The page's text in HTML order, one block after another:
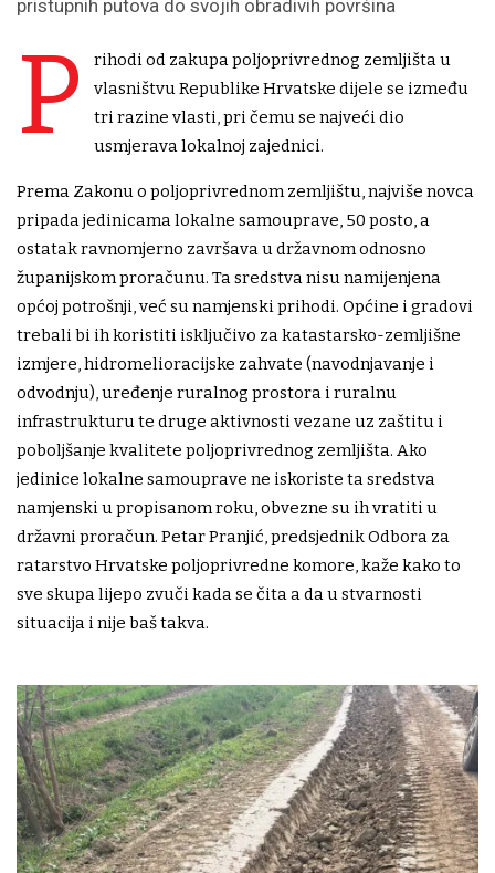
pristupnih putova do svojih obradivih površina
P
rihodi od zakupa poljoprivrednog zemljišta u
vlasništvu Republike Hrvatske dijele se između
tri razine vlasti, pri čemu se najveći dio
usmjerava lokalnoj zajednici.
Prema Zakonu o poljoprivrednom zemljištu, najviše novca
pripada jedinicama lokalne samouprave, 50 posto, a
ostatak ravnomjerno završava u državnom odnosno
županijskom proračunu. Ta sredstva nisu namijenjena
općoj potrošnji, već su namjenski prihodi. Općine i gradovi
trebali bi ih koristiti isključivo za katastarsko-zemljišne
izmjere, hidromelioracijske zahvate (navodnjavanje i
odvodnju), uređenje ruralnog prostora i ruralnu
infrastrukturu te druge aktivnosti vezane uz zaštitu i
poboljšanje kvalitete poljoprivrednog zemljišta. Ako
jedinice lokalne samouprave ne iskoriste ta sredstva
namjenski u propisanom roku, obvezne su ih vratiti u
državni proračun. Petar Pranjić, predsjednik Odbora za
ratarstvo Hrvatske poljoprivredne komore, kaže kako to
sve skupa lijepo zvuči kada se čita a da u stvarnosti
situacija i nije baš takva.